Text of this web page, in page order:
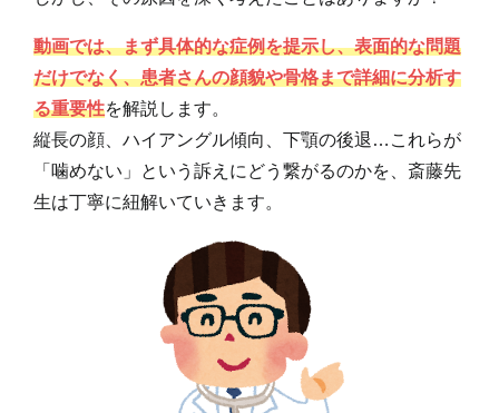
動画では、まず具体的な症例を提示し、表面的な問題
だけでなく、患者さんの顔貌や骨格まで詳細に分析す
る重要性を解説します。
縦長の顔、ハイアングル傾向、下顎の後退…これらが
「噛めない」という訴えにどう繋がるのかを、斎藤先
生は丁寧に紐解いていきます。